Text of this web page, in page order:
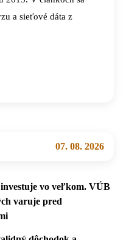
a sieťové dáta z
07. 08. 2026
vo veľkom. VÚB
varuje pred